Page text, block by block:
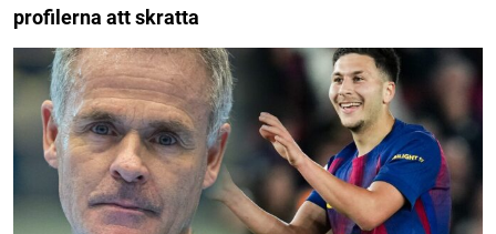
profilerna att skratta